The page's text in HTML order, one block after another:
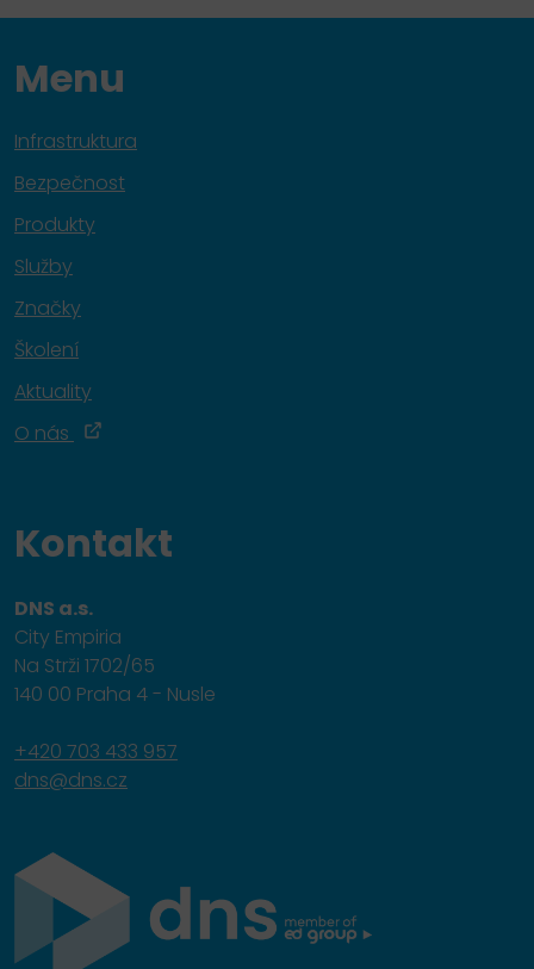
Menu
Infrastruktura
Bezpečnost
Produkty
Služby
Značky
Školení
Aktuality
O nás
Kontakt
DNS a.s.
City Empiria
Na Strži 1702/65
140 00 Praha 4 - Nusle
+420 703 433 957
dns@dns.cz